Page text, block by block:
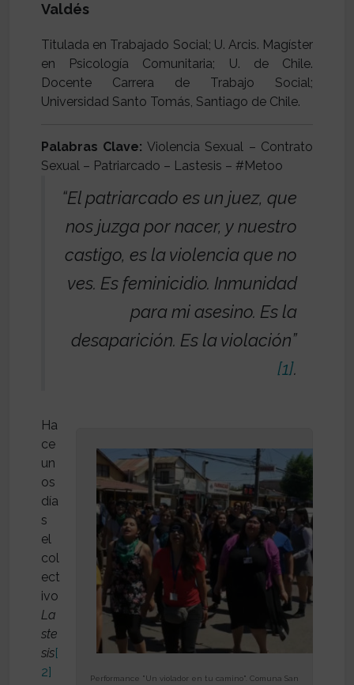
Valdés
Titulada en Trabajado Social; U. Arcis. Magíster
en Psicología Comunitaria; U. de Chile.
Docente Carrera de Trabajo Social;
Universidad Santo Tomás, Santiago de Chile.
Palabras Clave: Violencia Sexual – Contrato
Sexual – Patriarcado – Lastesis – #Metoo
“El patriarcado es un juez, que
nos juzga por nacer, y nuestro
castigo, es la violencia que no
ves. Es feminicidio. Inmunidad
para mi asesino. Es la
desaparición. Es la violación”
[1].
Performance "Un violador en tu camino". Comuna San
Ha
ce
un
os
día
s
el
col
ect
ivo
La
ste
sis[
2]